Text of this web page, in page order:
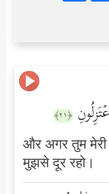
﴿٢١﴾
और अगर तुम मेरी
मुझसे दूर रहो।